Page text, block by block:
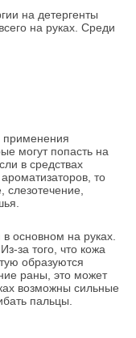
на детергенты
на руках. Среди
могут попасть на
в средствах
то
слезотечение,
основном на руках.
за того, что кожа
образуются
раны, это может
возможны сильные
пальцы.